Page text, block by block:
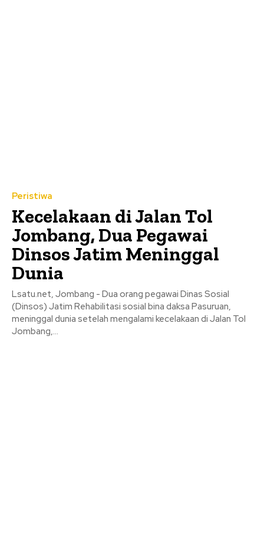
Peristiwa
Kecelakaan di Jalan Tol
Jombang, Dua Pegawai
Dinsos Jatim Meninggal
Dunia
Lsatu.net, Jombang - Dua orang pegawai Dinas Sosial
(Dinsos) Jatim Rehabilitasi sosial bina daksa Pasuruan,
meninggal dunia setelah mengalami kecelakaan di Jalan Tol
Jombang,...